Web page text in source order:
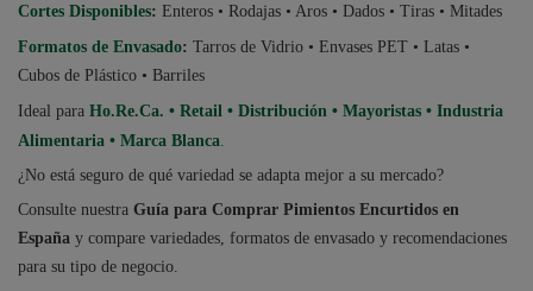
Cortes Disponibles: Enteros • Rodajas • Aros • Dados • Tiras • Mitades
Formatos de Envasado: Tarros de Vidrio • Envases PET • Latas •
Cubos de Plástico • Barriles
Ideal para Ho.Re.Ca. • Retail • Distribución • Mayoristas • Industria
Alimentaria • Marca Blanca.
¿No está seguro de qué variedad se adapta mejor a su mercado?
Consulte nuestra Guía para Comprar Pimientos Encurtidos en
España y compare variedades, formatos de envasado y recomendaciones
para su tipo de negocio.